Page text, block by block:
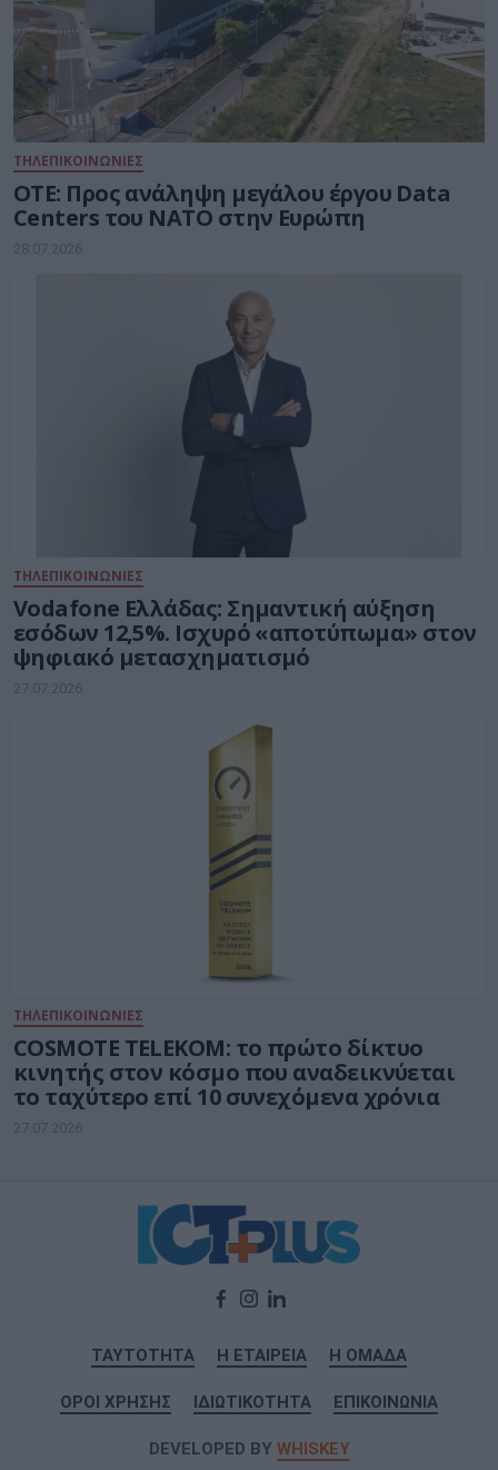
ΤΗΛΕΠΙΚΟΙΝΩΝΙΕΣ
ΟΤΕ: Προς ανάληψη μεγάλου έργου Data
Centers του ΝΑΤΟ στην Ευρώπη
28.07.2026
ΤΗΛΕΠΙΚΟΙΝΩΝΙΕΣ
Vodafone Ελλάδας: Σημαντική αύξηση
εσόδων 12,5%. Ισχυρό «αποτύπωμα» στον
ψηφιακό μετασχηματισμό
27.07.2026
ΤΗΛΕΠΙΚΟΙΝΩΝΙΕΣ
COSMOTE TELEKOM: το πρώτο δίκτυο
κινητής στον κόσμο που αναδεικνύεται
το ταχύτερο επί 10 συνεχόμενα χρόνια
27.07.2026
ΤΑΥΤΟΤΗΤΑ Η ΕΤΑΙΡΕΙΑ Η ΟΜΑΔΑ
ΟΡΟΙ ΧΡΗΣΗΣ ΙΔΙΩΤΙΚΟΤΗΤΑ ΕΠΙΚΟΙΝΩΝΙΑ
DEVELOPED BY WHISKEY